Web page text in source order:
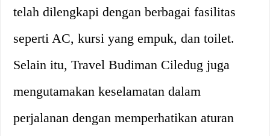
telah dilengkapi dengan berbagai fasilitas
seperti AC, kursi yang empuk, dan toilet.
Selain itu, Travel Budiman Ciledug juga
mengutamakan keselamatan dalam
perjalanan dengan memperhatikan aturan